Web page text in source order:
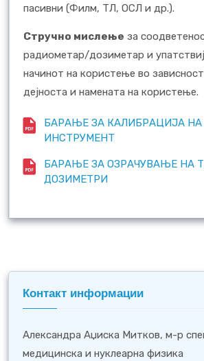
пасивни (Филм, ТЛ, ОСЛ и др.).
Стручно мислење за
радиометар/дозиметар и
начинот на користење во
дејноста и намената на користење.
БАРАЊЕ ЗА КАЛИБРАЦИЈА НА
ИНСТРУМЕНТ
БАРАЊЕ ЗА ОЗРАЧУВАЊЕ НА
ДОЗИМЕТРИ
Контакт информации
Александра Аџиска Митков, м-р
медицинска и нуклеарна физика